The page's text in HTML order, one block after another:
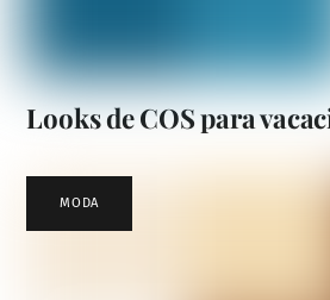
Looks de COS para
MODA